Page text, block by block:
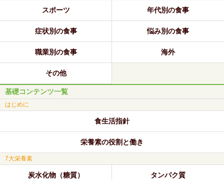
スポーツ 年代別の食事
症状別の食事 悩み別の食事
職業別の食事 海外
その他
基礎コンテンツ一覧
はじめに
食生活指針
栄養素の役割と働き
7大栄養素
炭水化物（糖質） タンパク質